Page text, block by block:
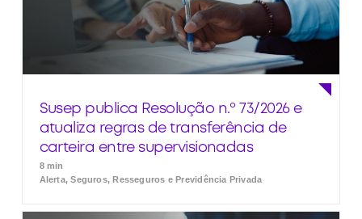
Susep publica Resolução n.º 73/2026 e
atualiza regras de transferência de
carteira entre supervisionadas
8 min
Alerta, Seguros, Resseguros e Previdência Privada